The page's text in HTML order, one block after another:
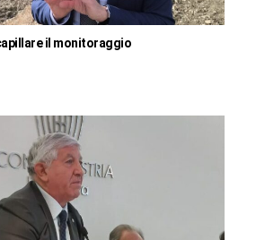
il monitoraggio